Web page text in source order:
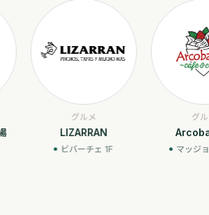
LIZARRAN
ビバーチェ 1F マッジョーレ 2F